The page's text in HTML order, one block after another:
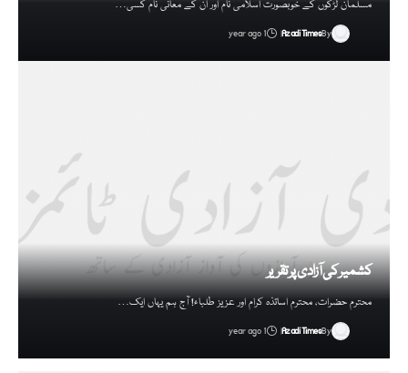
مسلمان لڑکوں کے خوبصورت اسلامی نام اور ان کے معانی نام کسی…
By
Azadi Times
1 year ago
کشمیر کی آزادی پر تقریر
محترم حضرات، محترم اساتذہ کرام اور عزیز طلباء! آج ہم یہاں ایک…
By
Azadi Times
1 year ago